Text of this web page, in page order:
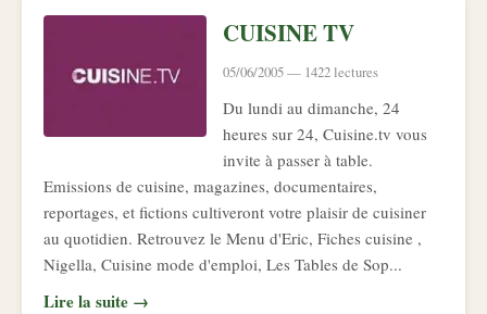
CUISINE TV
05/06/2005 — 1422 lectures
Du lundi au dimanche, 24
heures sur 24, Cuisine.tv vous
invite à passer à table.
Emissions de cuisine, magazines, documentaires,
reportages, et fictions cultiveront votre plaisir de cuisiner
au quotidien. Retrouvez le Menu d'Eric, Fiches cuisine ,
Nigella, Cuisine mode d'emploi, Les Tables de Sop...
Lire la suite →